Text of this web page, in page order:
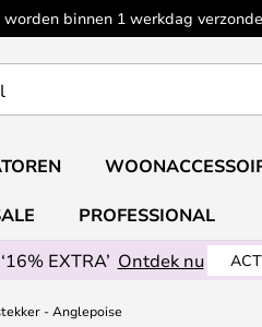
binnen 1 werkdag
PROFESSIONAL
EXTRA’ Ontdek nu
- Anglepoise